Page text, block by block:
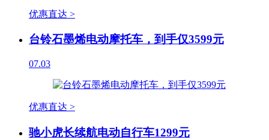
优惠直达 >
台铃石墨烯电动摩托车，到手仅3599元
07.03
优惠直达 >
驰小虎长续航电动自行车1299元